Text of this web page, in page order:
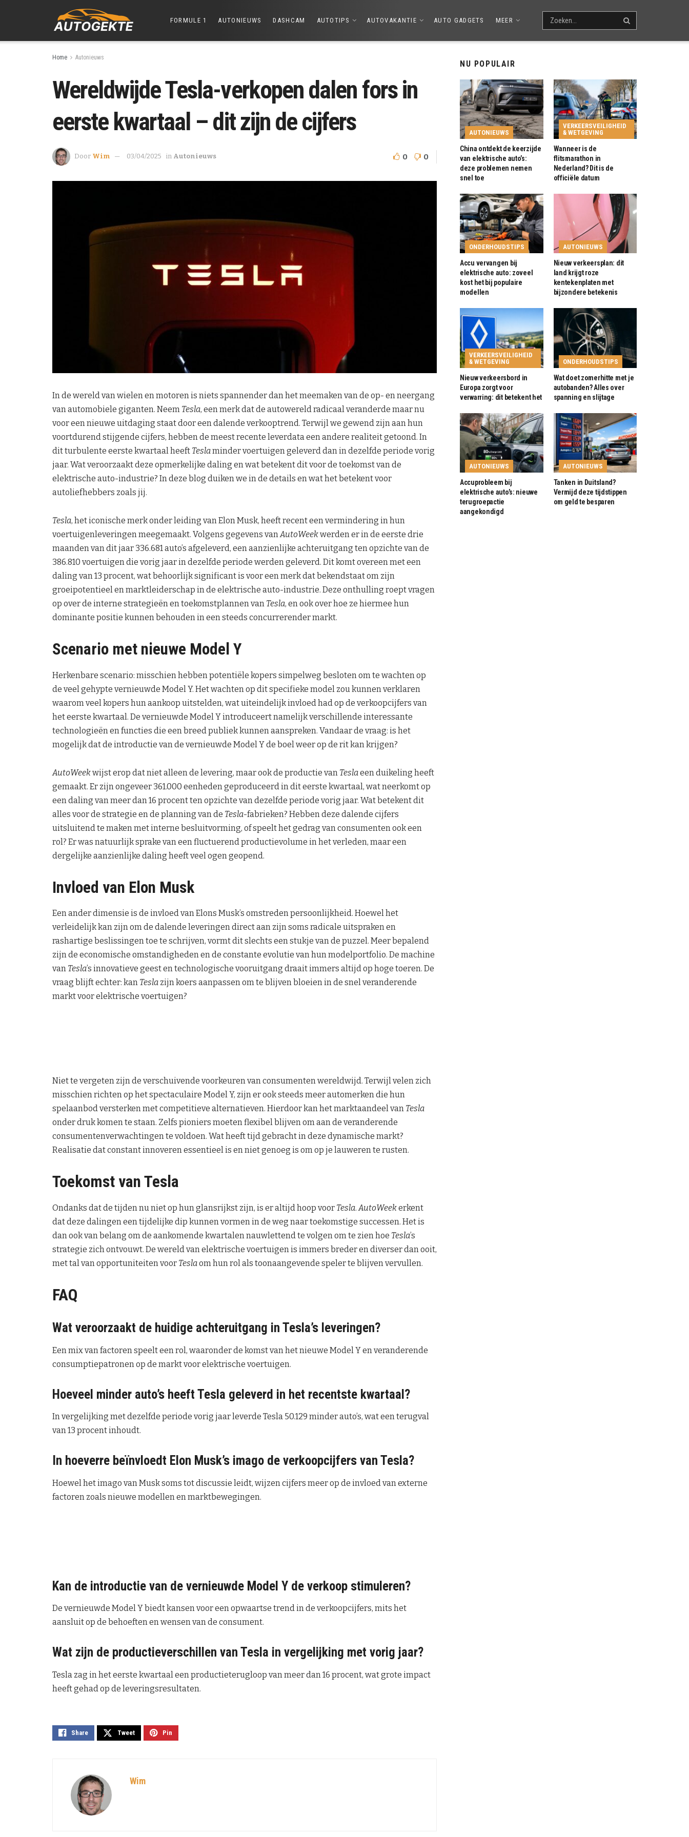
FORMULE 1 AUTONIEUWS DASHCAM AUTOTIPS AUTOVAKANTIE AUTO GADGETS MEER
Home Autonieuws
Wereldwijde Tesla-verkopen dalen fors in
eerste kwartaal – dit zijn de cijfers
Door Wim 03/04/2025 in Autonieuws 0 0
In de wereld van wielen en motoren is niets spannender dan het meemaken van de op- en neergang
van automobiele giganten. Neem Tesla, een merk dat de autowereld radicaal veranderde maar nu
voor een nieuwe uitdaging staat door een dalende verkooptrend. Terwijl we gewend zijn aan hun
voortdurend stijgende cijfers, hebben de meest recente leverdata een andere realiteit getoond. In
dit turbulente eerste kwartaal heeft Teslaminder voertuigen geleverd dan in dezelfde periode vorig
jaar. Wat veroorzaakt deze opmerkelijke daling en wat betekent dit voor de toekomst van de
elektrische auto-industrie? In deze blog duiken we in de details en wat het betekent voor
autoliefhebbers zoals jij.
Tesla, het iconische merk onder leiding van Elon Musk, heeft recent een vermindering in hun
voertuigenleveringen meegemaakt. Volgens gegevens vanAutoWeekwerden er in de eerste drie
maanden van dit jaar 336.681 auto’s afgeleverd, een aanzienlijke achteruitgang ten opzichte van de
386.810 voertuigen die vorig jaar in dezelfde periode werden geleverd. Dit komt overeen met een
daling van 13 procent, wat behoorlijk significant is voor een merk dat bekendstaat om zijn
groeipotentieel en marktleiderschap in de elektrische auto-industrie. Deze onthulling roept vragen
op over de interne strategieën en toekomstplannen van Tesla, en ook over hoe ze hiermee hun
dominante positie kunnen behouden in een steeds concurrerender markt.
Scenario met nieuwe Model Y
Herkenbare scenario: misschien hebben potentiële kopers simpelweg besloten om te wachten op
de veel gehypte vernieuwde Model Y. Het wachten op dit specifieke model zou kunnen verklaren
waarom veel kopers hun aankoop uitstelden, wat uiteindelijk invloed had op de verkoopcijfers van
het eerste kwartaal. De vernieuwde Model Y introduceert namelijk verschillende interessante
technologieën en functies die een breed publiek kunnen aanspreken. Vandaar de vraag: is het
mogelijk dat de introductie van de vernieuwde Model Y de boel weer op de rit kan krijgen?
AutoWeekwijst erop dat niet alleen de levering, maar ook de productie van Teslaeen duikeling heeft
gemaakt. Er zijn ongeveer 361.000 eenheden geproduceerd in dit eerste kwartaal, wat neerkomt op
een daling van meer dan 16 procent ten opzichte van dezelfde periode vorig jaar. Wat betekent dit
alles voor de strategie en de planning van de Tesla-fabrieken? Hebben deze dalende cijfers
uitsluitend te maken met interne besluitvorming, of speelt het gedrag van consumenten ook een
rol? Er was natuurlijk sprake van een fluctuerend productievolume in het verleden, maar een
dergelijke aanzienlijke daling heeft veel ogen geopend.
Invloed van Elon Musk
Een ander dimensie is de invloed van Elons Musk’s omstreden persoonlijkheid. Hoewel het
verleidelijk kan zijn om de dalende leveringen direct aan zijn soms radicale uitspraken en
rashartige beslissingen toe te schrijven, vormt dit slechts een stukje van de puzzel. Meer bepalend
zijn de economische omstandigheden en de constante evolutie van hun modelportfolio. De machine
van Tesla’s innovatieve geest en technologische vooruitgang draait immers altijd op hoge toeren. De
vraag blijft echter: kan Tesla zijn koers aanpassen om te blijven bloeien in de snel veranderende
markt voor elektrische voertuigen?
Niet te vergeten zijn de verschuivende voorkeuren van consumenten wereldwijd. Terwijl velen zich
misschien richten op het spectaculaire Model Y, zijn er ook steeds meer automerken die hun
spelaanbod versterken met competitieve alternatieven. Hierdoor kan het marktaandeel van Tesla
onder druk komen te staan. Zelfs pioniers moeten flexibel blijven om aan de veranderende
consumentenverwachtingen te voldoen. Wat heeft tijd gebracht in deze dynamische markt?
Realisatie dat constant innoveren essentieel is en niet genoeg is om op je lauweren te rusten.
Toekomst van Tesla
Ondanks dat de tijden nu niet op hun glansrijkst zijn, is er altijd hoop voor Tesla.AutoWeekerkent
dat deze dalingen een tijdelijke dip kunnen vormen in de weg naar toekomstige successen. Het is
dan ook van belang om de aankomende kwartalen nauwlettend te volgen om te zien hoe Tesla’s
strategie zich ontvouwt. De wereld van elektrische voertuigen is immers breder en diverser dan ooit,
met tal van opportuniteiten voor Teslaom hun rol als toonaangevende speler te blijven vervullen.
FAQ
Wat veroorzaakt de huidige achteruitgang in Tesla’s leveringen?
Een mix van factoren speelt een rol, waaronder de komst van het nieuwe Model Y en veranderende
consumptiepatronen op de markt voor elektrische voertuigen.
Hoeveel minder auto’s heeft Tesla geleverd in het recentste kwartaal?
In vergelijking met dezelfde periode vorig jaar leverde Tesla 50.129 minder auto’s, wat een terugval
van 13 procent inhoudt.
In hoeverre beïnvloedt Elon Musk’s imago de verkoopcijfers van Tesla?
Hoewel het imago van Musk soms tot discussie leidt, wijzen cijfers meer op de invloed van externe
factoren zoals nieuwe modellen en marktbewegingen.
Kan de introductie van de vernieuwde Model Y de verkoop stimuleren?
De vernieuwde Model Y biedt kansen voor een opwaartse trend in de verkoopcijfers, mits het
aansluit op de behoeften en wensen van de consument.
Wat zijn de productieverschillen van Tesla in vergelijking met vorig jaar?
Tesla zag in het eerste kwartaal een productieterugloop van meer dan 16 procent, wat grote impact
heeft gehad op de leveringsresultaten.
Share Tweet Pin
Wim
NU POPULAIR
AUTONIEUWS
China ontdekt de keerzijde
van elektrische auto’s:
deze problemen nemen
snel toe
VERKEERSVEILIGHEID
& WETGEVING
Wanneer is de
flitsmarathon in
Nederland? Dit is de
officiële datum
ONDERHOUDSTIPS
Accu vervangen bij
elektrische auto: zoveel
kost het bij populaire
modellen
AUTONIEUWS
Nieuw verkeersplan: dit
land krijgt roze
kentekenplaten met
bijzondere betekenis
VERKEERSVEILIGHEID
& WETGEVING
Nieuw verkeersbord in
Europa zorgt voor
verwarring: dit betekent het
ONDERHOUDSTIPS
Wat doet zomerhitte met je
autobanden? Alles over
spanning en slijtage
AUTONIEUWS
Accuprobleem bij
elektrische auto’s: nieuwe
terugroepactie
aangekondigd
AUTONIEUWS
Tanken in Duitsland?
Vermijd deze tijdstippen
om geld te besparen